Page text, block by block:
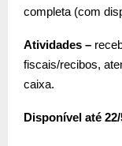
completa (com
Atividades –
fiscais/recibos,
caixa.
Disponível até